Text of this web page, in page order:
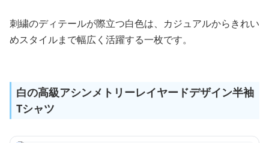
刺繍のディテールが際立つ白色は、カジュアルからきれい
めスタイルまで幅広く活躍する一枚です。
白の高級アシンメトリーレイヤードデザイン半袖
Tシャツ